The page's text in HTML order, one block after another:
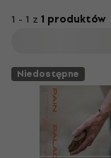
1 - 1 z 1 produktów
Niedostępne